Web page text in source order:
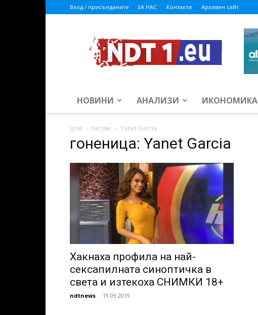
Вход / присъедините ЗА НАС Контакти Архивен сайт
НОВИНИ АНАЛИЗИ ИКОНОМИКА
дом тагове Yanet Garcia
гоненица: Yanet Garcia
Хакнаха профила на най-
сексапилната синоптичка в
света и изтекоха СНИМКИ 18+
ndtnews - 19.09.2019